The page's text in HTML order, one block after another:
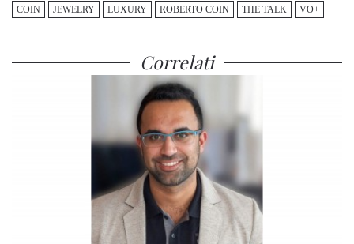
COIN JEWELRY LUXURY ROBERTO COIN THE TALK VO+
Correlati